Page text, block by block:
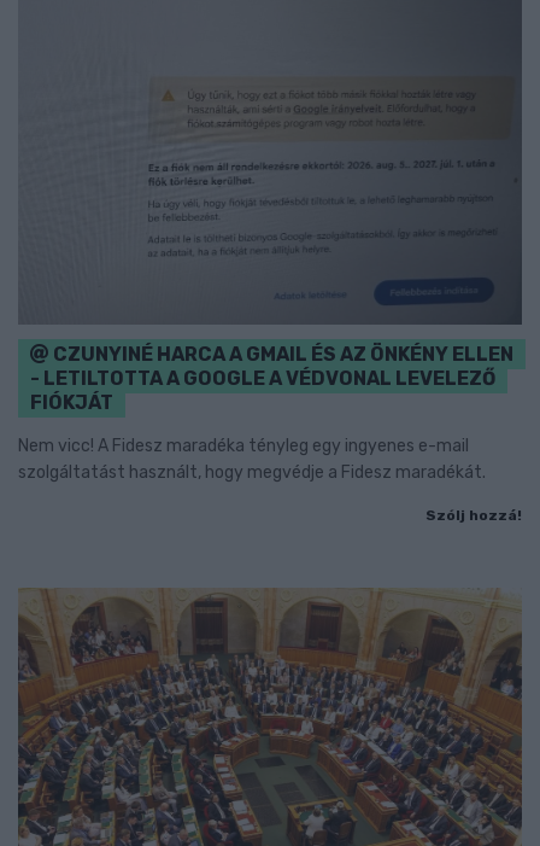
CZUNYINÉ HARCA A GMAIL ÉS AZ ÖNKÉNY ELLEN
- LETILTOTTA A GOOGLE A VÉDVONAL LEVELEZŐ
FIÓKJÁT
Nem vicc! A Fidesz maradéka tényleg egy ingyenes e-mail
szolgáltatást használt, hogy megvédje a Fidesz maradékát.
Szólj hozzá!